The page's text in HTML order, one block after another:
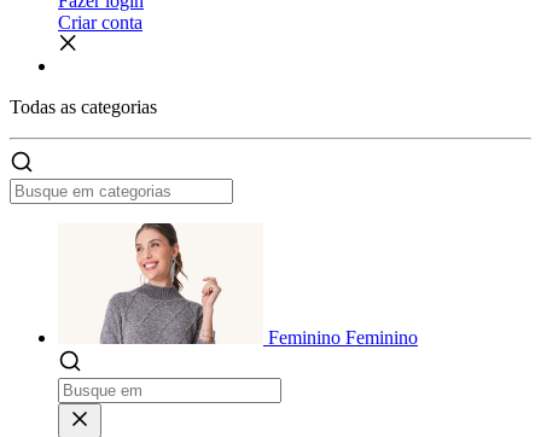
Criar conta
Todas as categorias
Feminino Feminino